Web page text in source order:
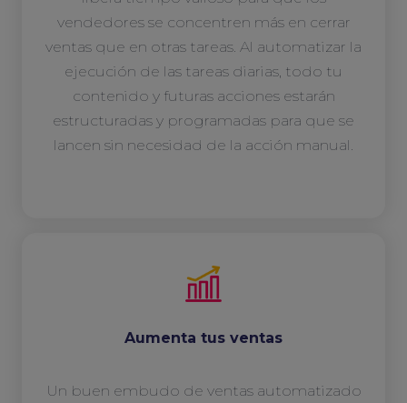
vendedores se concentren más en cerrar
ventas que en otras tareas. Al automatizar la
ejecución de las tareas diarias, todo tu
contenido y futuras acciones estarán
estructuradas y programadas para que se
lancen sin necesidad de la acción manual.
Aumenta tus ventas
Un buen embudo de ventas automatizado